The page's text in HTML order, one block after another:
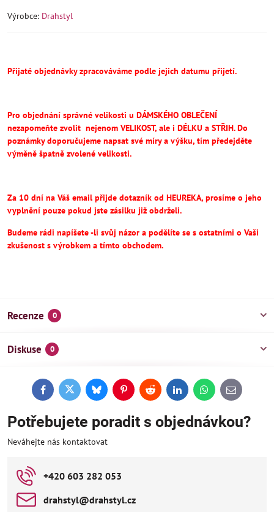
Výrobce: Drahstyl
Přijaté objednávky zpracováváme podle jejich datumu přijetí.
Pro objednání správné velikosti u DÁMSKÉHO OBLEČENÍ
nezapomeňte zvolit nejenom VELIKOST, ale i DÉLKU a STŘIH.Do
poznámky doporučujeme napsat své míry a výšku, tím předejděte
výměně špatně zvolené velikosti.
Za 10 dní na Váš email přijde dotazník od HEUREKA, prosíme o jeho
vyplnění pouze pokud jste zásilku již obdrželi.
Budeme rádi napíšete -li svůj názor a podělíte se s ostatními o Vaši
zkušenost s výrobkem a tímto obchodem.
Recenze 0
Diskuse 0
FacebookTwitterBlueskyPinterestReddit LinkedInWhatsApp
E-
mail
Potřebujete poradit s objednávkou?
Neváhejte nás kontaktovat
+420 603 282 053
drahstyl​@drahstyl​.cz